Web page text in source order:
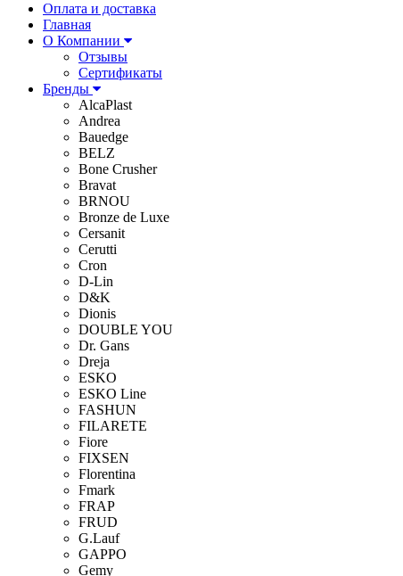
Оплата и доставка
Главная
О Компании
Отзывы
Сертификаты
Бренды
AlcaPlast
Andrea
Bauedge
BELZ
Bone Crusher
Bravat
BRNOU
Bronze de Luxe
Cersanit
Cerutti
Cron
D-Lin
D&K
Dionis
DOUBLE YOU
Dr. Gans
Dreja
ESKO
ESKO Line
FASHUN
FILARETE
Fiore
FIXSEN
Florentina
Fmark
FRAP
FRUD
G.Lauf
GAPPO
Gemy